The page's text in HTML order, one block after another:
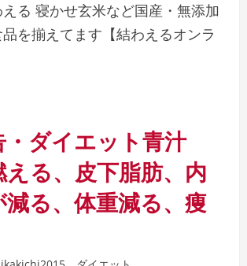
る 寝かせ玄米など国産・無添加
を揃えてます【結わえるオンラ
・ダイエット青汁
る、皮下脂肪、内
る、体重減る、痩